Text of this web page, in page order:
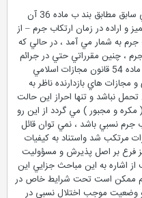
لازم به ذكر است در قانون مجازات عمومي سابق مطابق بند ب ماده 36 آن
و اراده در زمان ارتكاب جرم – از
به شمار مي آمد ، در حالي كه
، چنين مقرراتي حتي در جرائم
تعزيري پيش بيني نشده است و مقررات ماده 54 قانون مجازات اسلامي
مجازات هاي بازدارنده ناظر به
نباشد و تنها احراز اين حالت
و مجبور ) مي گردد از اين رو
جرم نسبي باشد ، نمي توان قائل
شد واستناد به كيفيات
نيز فرع بر اصل پذيرش و مسؤوليت
به اين مباحث جزايي اين
ممكن است تحت شرايط خاص در
موجب اختلال نسبي در